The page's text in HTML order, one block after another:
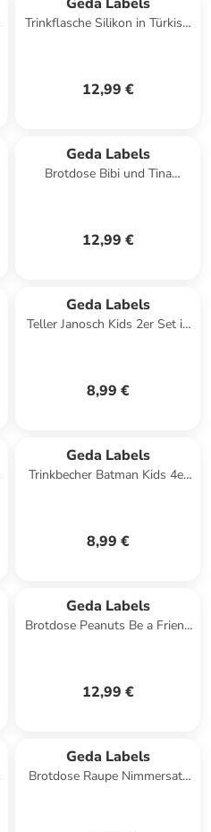
Trinkflasche Silikon in Türkis -
12,99 €
Geda Labels
Brotdose Bibi und Tina
12,99 €
Geda Labels
Teller Janosch Kids 2er Set in
8,99 €
Geda Labels
Trinkbecher Batman Kids 4er
8,99 €
Geda Labels
Brotdose Peanuts Be a Friend
12,99 €
Geda Labels
Brotdose Raupe Nimmersatt